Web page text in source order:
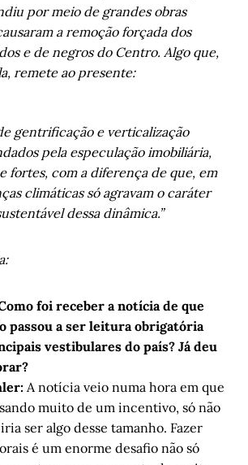
por meio de grandes obras
a remoção forçada dos
e de negros do Centro. Algo que,
remete ao presente:
gentrificação e verticalização
pela especulação imobiliária,
fortes, com a diferença de que, em
climáticas só agravam o caráter
dessa dinâmica.”
foi receber a notícia de que
passou a ser leitura obrigatória
vestibulares do país? Já deu
A notícia veio numa hora em que
muito de um incentivo, só não
ser algo desse tamanho. Fazer
é um enorme desafio não só